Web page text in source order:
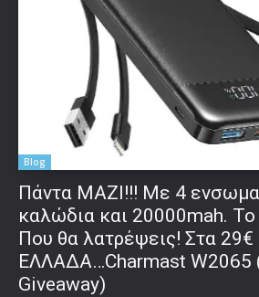
Blog
Πάντα ΜΑΖΙ!!! Με 4
καλώδια και 20000mah.
Που θα λατρέψεις! Στα
ΕΛΛΑΔΑ…Charmast W2065
Giveaway)